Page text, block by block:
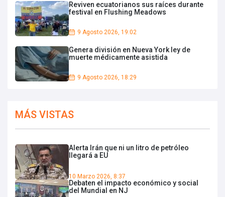
Reviven ecuatorianos sus raíces durante
festival en Flushing Meadows
9 Agosto 2026, 19:02
Genera división en Nueva York ley de
muerte médicamente asistida
9 Agosto 2026, 18:29
MÁS VISTAS
Alerta Irán que ni un litro de petróleo
llegará a EU
10 Marzo 2026, 8:37
Debaten el impacto económico y social
del Mundial en NJ